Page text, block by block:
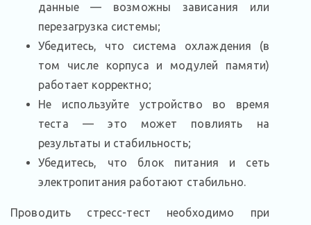
данные — возможны зависания или
перезагрузка системы;
Убедитесь, что система охлаждения (в
том числе корпуса и модулей памяти)
работает корректно;
Не используйте устройство во время
теста — это может повлиять на
результаты и стабильность;
Убедитесь, что блок питания и сеть
электропитания работают стабильно.
Проводить стресс-тест необходимо при